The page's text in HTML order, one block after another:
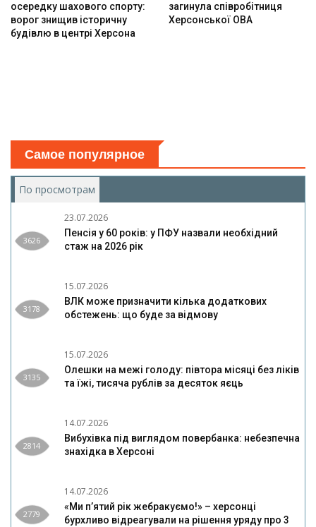
осередку шахового спорту:
ворог знищив історичну
будівлю в центрі Херсона
загинула співробітниця
Херсонської ОВА
Самое популярное
По просмотрам
3626
23.07.2026
Пенсія у 60 років: у ПФУ назвали необхідний
стаж на 2026 рік
3178
15.07.2026
ВЛК може призначити кілька додаткових
обстежень: що буде за відмову
3135
15.07.2026
Олешки на межі голоду: півтора місяці без ліків
та їжі, тисяча рублів за десяток яєць
2814
14.07.2026
Вибухівка під виглядом повербанка: небезпечна
знахідка в Херсоні
2779
14.07.2026
«Ми п’ятий рік жебракуємо!» – херсонці
бурхливо відреагували на рішення уряду про 3